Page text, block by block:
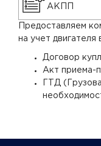
АКПП
Предоставляем
на учет двигателя
Договор
Акт приема-
ГТД